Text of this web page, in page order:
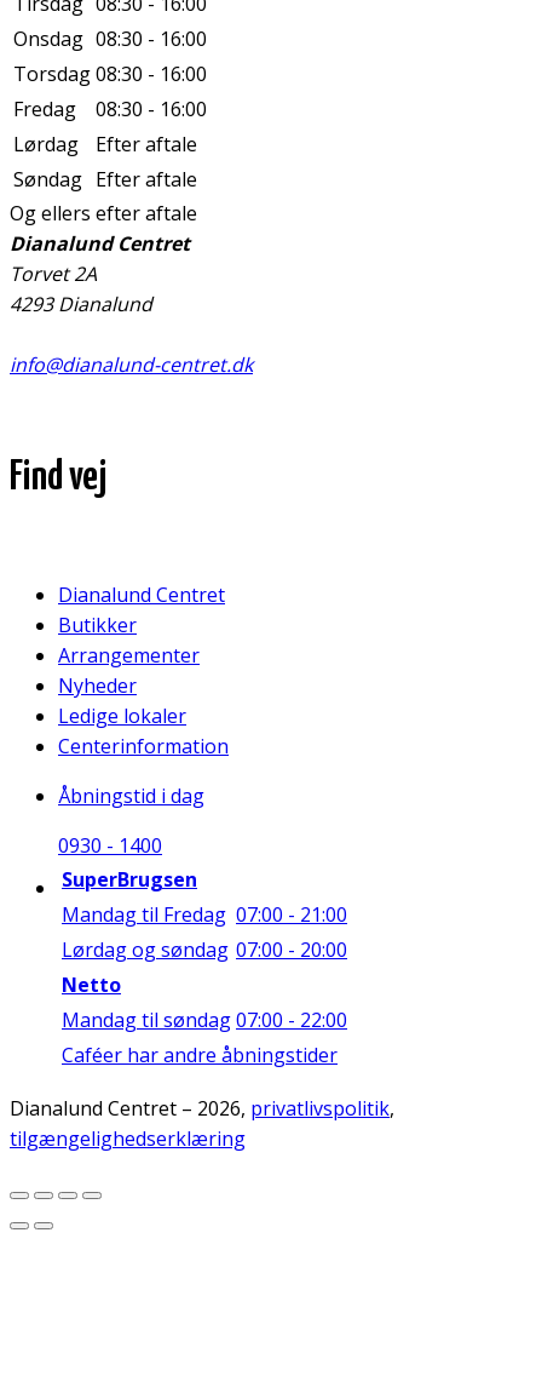
Onsdag 08:30 - 16:00
Torsdag08:30 - 16:00
Fredag
08:30 - 16:00
Lørdag
Efter aftale
Søndag Efter aftale
Og ellers efter aftale
Dianalund Centret
Torvet 2A
4293 Dianalund
info@dianalund-centret.dk
Find vej
Dianalund Centret
Butikker
Arrangementer
Nyheder
Ledige lokaler
Centerinformation
Åbningstid i dag
0930 - 1400
SuperBrugsen
Mandag til Fredag 07:00 - 21:00
Lørdag og søndag 07:00 - 20:00
Netto
Mandag til søndag07:00 - 22:00
Caféer har andre åbningstider
Dianalund Centret – 2026, privatlivspolitik,
tilgængelighedserklæring